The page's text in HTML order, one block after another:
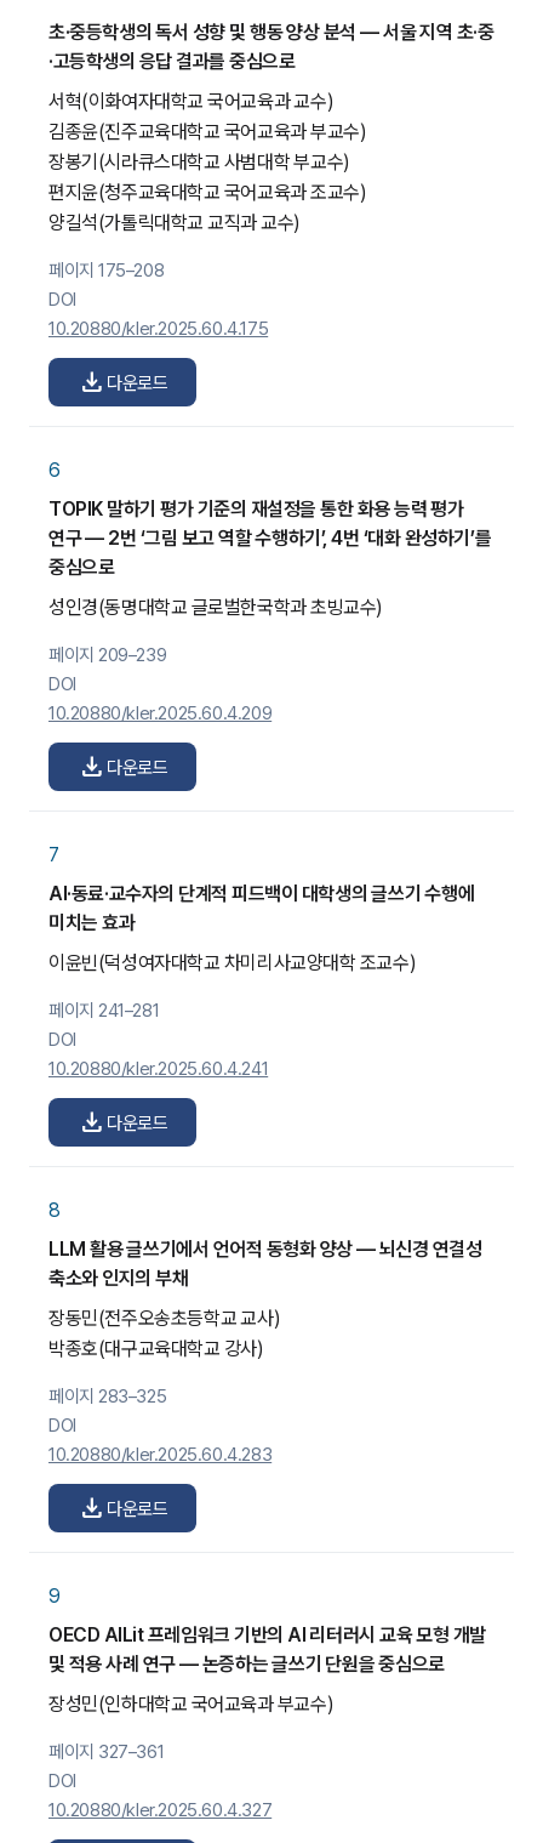
초·중등학생의 독서 성향 및 행동 양상 분석 — 서울 지역 초·중
·고등학생의 응답 결과를 중심으로
다운로드
download
서혁(이화여자대학교 국어교육과 교수)
김종윤(진주교육대학교 국어교육과 부교수)
장봉기 (시라큐스대학교 사범대학 부교수)
편지윤(청주교육대학교 국어교육과 조교수)
양길석(가톨릭대학교 교직과 교수)
페이지 175–208
DOI
10.20880/kler.2025.60.4.175
6
TOPIK 말하기 평가 기준의 재설정을 통한 화용 능력 평가
연구 — 2번 ‘그림 보고 역할 수행하기’, 4번 ‘대화 완성하기’를
중심으로
다운로드
download
성인경(동명대학교 글로벌한국학과 초빙교수)
페이지 209–239
DOI
10.20880/kler.2025.60.4.209
7
AI·동료·교수자의 단계적 피드백이 대학생의 글쓰기 수행에
미치는 효과
다운로드
download
이윤빈(덕성여자대학교 차미리사교양대학 조교수)
페이지 241–281
DOI
10.20880/kler.2025.60.4.241
8
LLM 활용 글쓰기에서 언어적 동형화 양상 — 뇌신경 연결성
축소와 인지의 부채
다운로드
download
장동민(전주오송초등학교 교사)
박종호(대구교육대학교 강사)
페이지 283–325
DOI
10.20880/kler.2025.60.4.283
9
OECD AILit 프레임워크 기반의 AI 리터러시 교육 모형 개발
및 적용 사례 연구 — 논증하는 글쓰기 단원을 중심으로
장성민(인하대학교 국어교육과 부교수)
페이지 327–361
DOI
10.20880/kler.2025.60.4.327